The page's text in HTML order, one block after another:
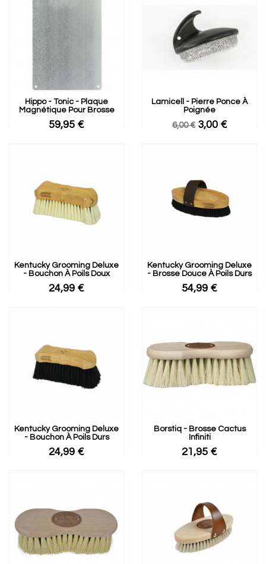
Hippo - Tonic - Plaque
Magnétique Pour Brosse
59,95 €
Lamicell - Pierre Ponce À
Poignée
6,00 € 3,00 €
Kentucky Grooming Deluxe
- Bouchon À Poils Doux
24,99 €
Kentucky Grooming Deluxe
- Brosse Douce À Poils Durs
54,99 €
Kentucky Grooming Deluxe
- Bouchon À Poils Durs
24,99 €
Borstiq - Brosse Cactus
Infiniti
21,95 €